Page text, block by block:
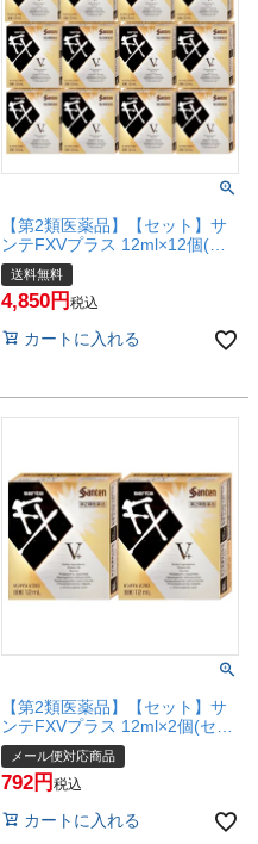
【第2類医薬品】【セット】サ
ンテFXVプラス 12ml×12個(セ
ルフメディケーション税制対
象)【参天製薬株式会社】【宅
配便送料無料】
送料無料
4,850 税込
カートに入れる
【第2類医薬品】【セット】サ
ンテFXVプラス 12ml×2個(セル
フメディケーション税制対象)
【参天製薬株式会社】【メール
便対応商品】【SBT】
メール便対応商品
792 税込
カートに入れる